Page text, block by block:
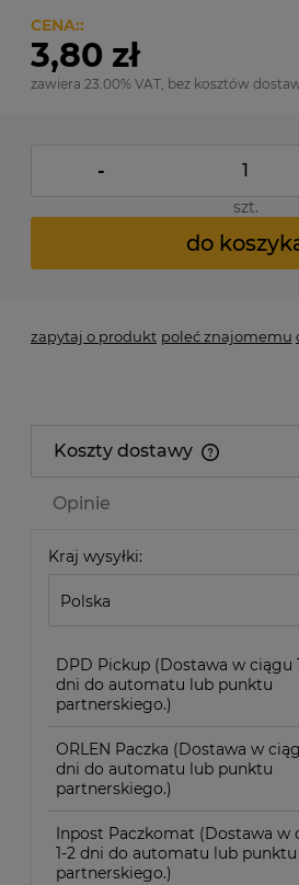
CENA::
3,80 zł
zawiera 23.00% VAT, bez kosztów
-
szt.
do
zapytaj o produkt poleć znajomemu
Koszty dostawy
Opinie
Kraj wysyłki:
DPD Pickup (Dostawa w ciągu
dni do automatu lub punktu
partnerskiego.)
ORLEN Paczka (Dostawa w
dni do automatu lub punktu
partnerskiego.)
Inpost Paczkomat (Dostawa w
1-2 dni do automatu lub punktu
partnerskiego.)